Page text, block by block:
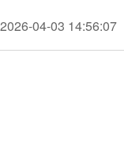
2026-04-03 14:56:07